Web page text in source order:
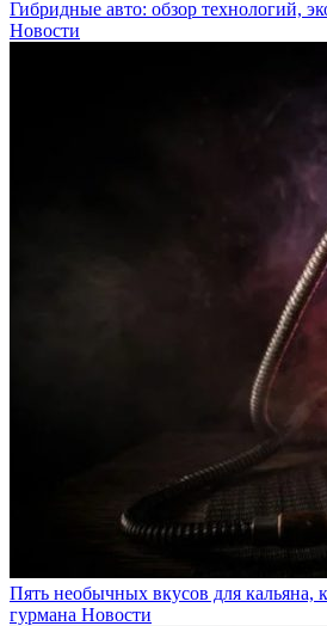
Гибридные авто: обзор технологий,
Новости
Пять необычных вкусов для кальяна,
гурмана Новости